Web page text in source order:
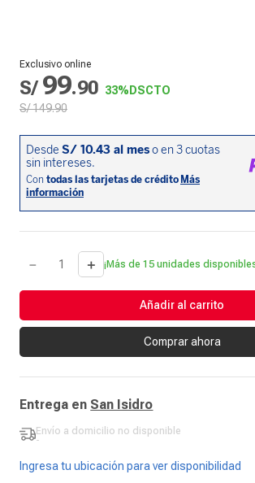
Exclusivo online
S/ 99.90 33% DSCTO
S/149.90
＋
－ ¡Más de 15 unidades
Añadir al carrito
Comprar ahora
Entrega en San Isidro
Envío a domicilio no disponible
-
Ingresa tu ubicación para ver disponibilidad